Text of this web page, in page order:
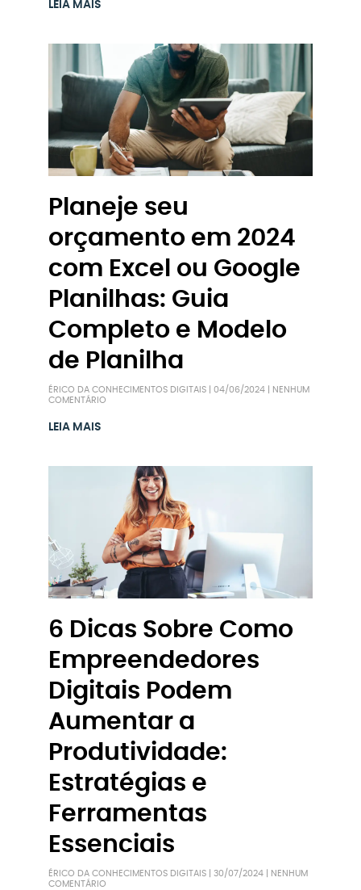
LEIA MAIS
Planeje seu
orçamento em 2024
com Excel ou Google
Planilhas: Guia
Completo e Modelo
de Planilha
ÉRICO DA CONHECIMENTOS DIGITAIS 04/06/2024
NENHUM
COMENTÁRIO
LEIA MAIS
6 Dicas Sobre Como
Empreendedores
Digitais Podem
Aumentar a
Produtividade:
Estratégias e
Ferramentas
Essenciais
ÉRICO DA CONHECIMENTOS DIGITAIS 30/07/2024
NENHUM
COMENTÁRIO